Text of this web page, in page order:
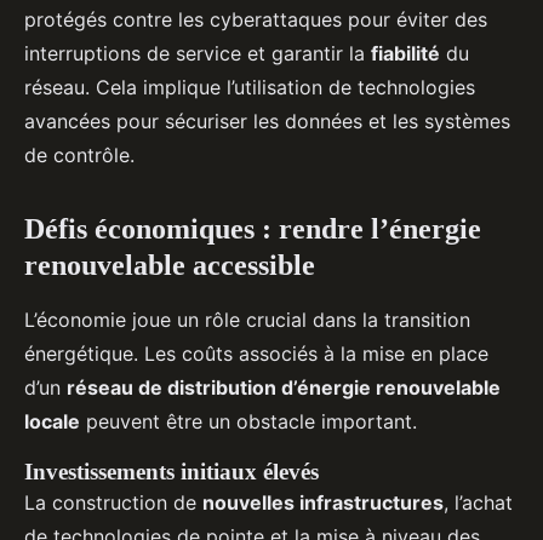
protégés contre les cyberattaques pour éviter des
interruptions de service et garantir la fiabilité du
réseau. Cela implique l’utilisation de technologies
avancées pour sécuriser les données et les systèmes
de contrôle.
Défis économiques : rendre l’énergie
renouvelable accessible
L’économie joue un rôle crucial dans la transition
énergétique. Les coûts associés à la mise en place
d’un réseau de distribution d’énergie renouvelable
locale peuvent être un obstacle important.
Investissements initiaux élevés
La construction de nouvelles infrastructures, l’achat